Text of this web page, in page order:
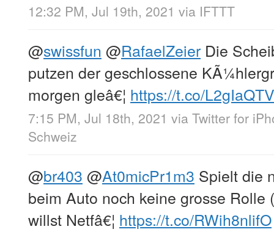
12:32 PM, Jul 19th, 2021 via IFTTT
@swissfun @RafaelZeier Die
putzen der geschlossene
morgen gleâ€¦ https://t.co/
7:15 PM, Jul 18th, 2021 via Twitter for
Schweiz
@br403 @At0micPr1m3 Spielt die
beim Auto noch keine grosse
willst Netfâ€¦ https://t.co/RWih8nlifO